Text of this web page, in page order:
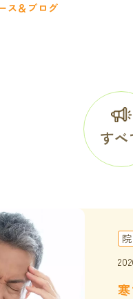
ス＆ブログ
すべ